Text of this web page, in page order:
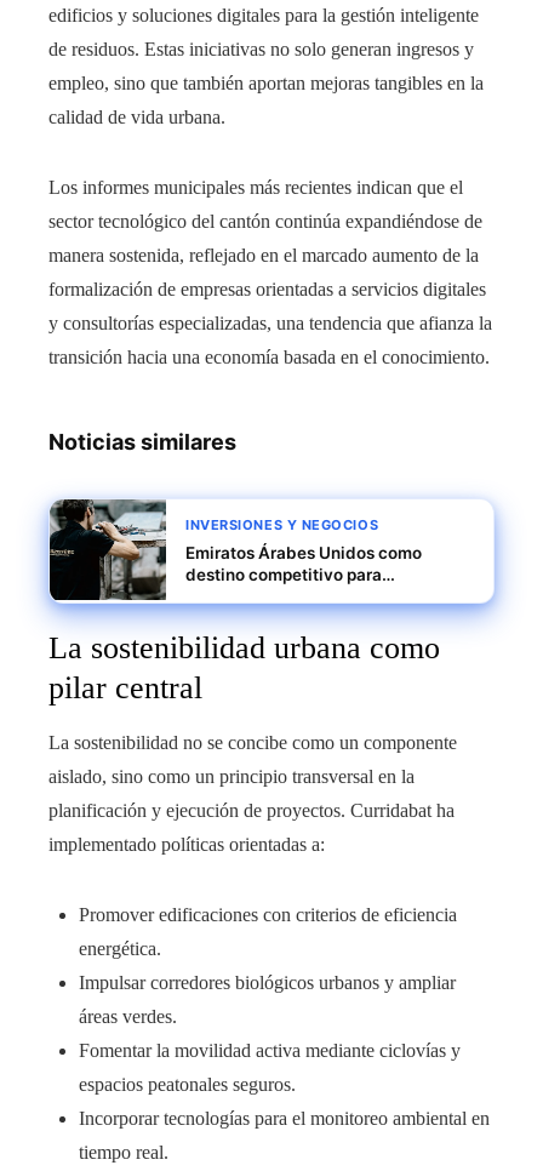
edificios y soluciones digitales para la gestión inteligente
de residuos. Estas iniciativas no solo generan ingresos y
empleo, sino que también aportan mejoras tangibles en la
calidad de vida urbana.
Los informes municipales más recientes indican que el
sector tecnológico del cantón continúa expandiéndose de
manera sostenida, reflejado en el marcado aumento de la
formalización de empresas orientadas a servicios digitales
y consultorías especializadas, una tendencia que afianza la
transición hacia una economía basada en el conocimiento.
Noticias similares
INVERSIONES Y NEGOCIOS
Emiratos Árabes Unidos como
destino competitivo para
empresas escalables
La sostenibilidad urbana como
pilar central
La sostenibilidad no se concibe como un componente
aislado, sino como un principio transversal en la
planificación y ejecución de proyectos. Curridabat ha
implementado políticas orientadas a:
Promover edificaciones con criterios de eficiencia
energética.
Impulsar corredores biológicos urbanos y ampliar
áreas verdes.
Fomentar la movilidad activa mediante ciclovías y
espacios peatonales seguros.
Incorporar tecnologías para el monitoreo ambiental en
tiempo real.